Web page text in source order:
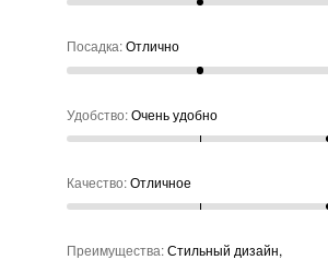
Посадка:Отлично
Удобство:Очень удобно
Качество:Отличное
Преимущества:Стильный дизайн,